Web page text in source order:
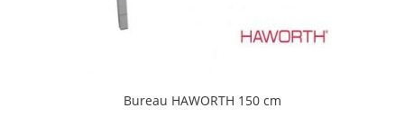
Bureau HAWORTH 150 cm